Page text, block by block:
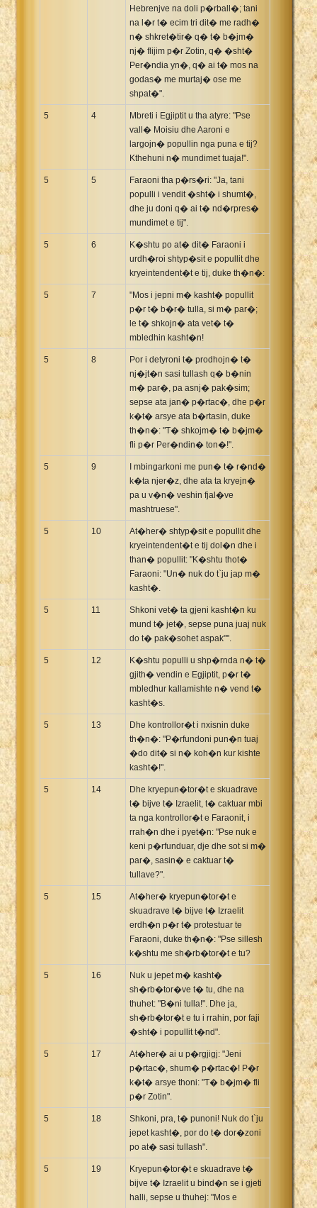
Hebrenjve na doli p�rball�; tani
na l�r t� ecim tri dit� me radh�
n� shkret�tir� q� t� b�jm�
nj� flijim p�r Zotin, q� �sht�
Per�ndia yn�, q� ai t� mos na
godas� me murtaj� ose me
shpat�".
5 4
Mbreti i Egjiptit u tha atyre: "Pse
vall� Moisiu dhe Aaroni e
largojn� popullin nga puna e tij?
Kthehuni n� mundimet tuaja!".
5 5
Faraoni tha p�rs�ri: "Ja, tani
populli i vendit �sht� i shumt�,
dhe ju doni q� ai t� nd�rpres�
mundimet e tij".
5 6
K�shtu po at� dit� Faraoni i
urdh�roi shtyp�sit e popullit dhe
kryeintendent�t e tij, duke th�n�:
5 7
"Mos i jepni m� kasht� popullit
p�r t� b�r� tulla, si m� par�;
le t� shkojn� ata vet� t�
mbledhin kasht�n!
5 8
Por i detyroni t� prodhojn� t�
nj�jt�n sasi tullash q� b�nin
m� par�, pa asnj� pak�sim;
sepse ata jan� p�rtac�, dhe p�r
k�t� arsye ata b�rtasin, duke
th�n�: "T� shkojm� t� b�jm�
fli p�r Per�ndin� ton�!".
5 9
I mbingarkoni me pun� t� r�nd�
k�ta njer�z, dhe ata ta kryejn�
pa u v�n� veshin fjal�ve
mashtruese".
5 10
At�her� shtyp�sit e popullit dhe
kryeintendent�t e tij dol�n dhe i
than� popullit: "K�shtu thot�
Faraoni: "Un� nuk do t`ju jap m�
kasht�.
5 11
Shkoni vet� ta gjeni kasht�n ku
mund t� jet�, sepse puna juaj nuk
do t� pak�sohet aspak"".
5 12
K�shtu populli u shp�rnda n� t�
gjith� vendin e Egjiptit, p�r t�
mbledhur kallamishte n� vend t�
kasht�s.
5 13
Dhe kontrollor�t i nxisnin duke
th�n�: "P�rfundoni pun�n tuaj
�do dit� si n� koh�n kur kishte
kasht�!".
5 14
Dhe kryepun�tor�t e skuadrave
t� bijve t� Izraelit, t� caktuar mbi
ta nga kontrollor�t e Faraonit, i
rrah�n dhe i pyet�n: "Pse nuk e
keni p�rfunduar, dje dhe sot si m�
par�, sasin� e caktuar t�
tullave?".
5 15
At�her� kryepun�tor�t e
skuadrave t� bijve t� Izraelit
erdh�n p�r t� protestuar te
Faraoni, duke th�n�: "Pse sillesh
k�shtu me sh�rb�tor�t e tu?
5 16
Nuk u jepet m� kasht�
sh�rb�tor�ve t� tu, dhe na
thuhet: "B�ni tulla!". Dhe ja,
sh�rb�tor�t e tu i rrahin, por faji
�sht� i popullit t�nd".
5 17
At�her� ai u p�rgjigj: "Jeni
p�rtac�, shum� p�rtac�! P�r
k�t� arsye thoni: "T� b�jm� fli
p�r Zotin".
5 18
Shkoni, pra, t� punoni! Nuk do t`ju
jepet kasht�, por do t� dor�zoni
po at� sasi tullash".
5 19
Kryepun�tor�t e skuadrave t�
bijve t� Izraelit u bind�n se i gjeti
halli, sepse u thuhej: "Mos e